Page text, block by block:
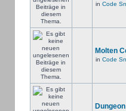
in Code
Molten
in Code